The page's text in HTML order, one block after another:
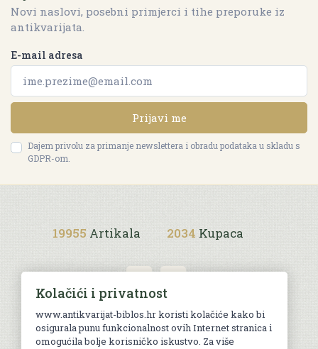
Novi naslovi, posebni primjerci i tihe preporuke iz
antikvarijata.
E-mail adresa
Prijavi me
Dajem privolu za primanje newslettera i obradu podataka u skladu s
GDPR-om.
19955 Artikala 2034 Kupaca
Uvjeti kupnje
Kolačići i privatnost
www.antikvarijat-biblos.hr koristi kolačiće kako bi
osigurala punu funkcionalnost ovih Internet stranica i
omogućila bolje korisničko iskustvo. Za više